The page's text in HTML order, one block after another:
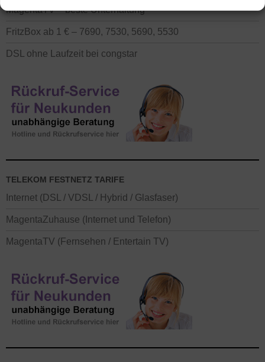
MagentaTV – beste Unterhaltung
FritzBox ab 1 € – 7690, 7530, 5690, 5530
DSL ohne Laufzeit bei congstar
TELEKOM FESTNETZ TARIFE
Internet (DSL / VDSL / Hybrid / Glasfaser)
MagentaZuhause (Internet und Telefon)
MagentaTV (Fernsehen / Entertain TV)